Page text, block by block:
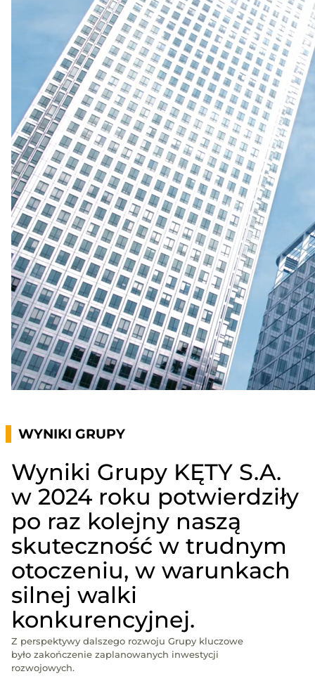
WYNIKI GRUPY
Wyniki Grupy KĘTY S.A.
w 2024 roku potwierdziły
po raz kolejny naszą
skuteczność w trudnym
otoczeniu, w warunkach
silnej walki
konkurencyjnej.
Z perspektywy dalszego rozwoju Grupy kluczowe
było zakończenie zaplanowanych inwestycji
rozwojowych.